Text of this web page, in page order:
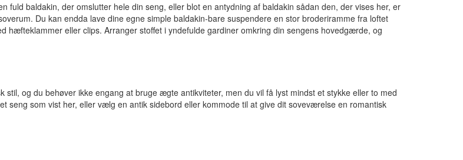
baldakin, der omslutter hele din seng, eller blot en antydning af baldakin sådan den, der vises her, er
Du kan endda lave dine egne simple baldakin-bare suspendere en stor broderiramme fra loftet
eller clips. Arranger stoffet i yndefulde gardiner omkring din sengens hovedgærde, og
og du behøver ikke engang at bruge ægte antikviteter, men du vil få lyst mindst et stykke eller to med
seng som vist her, eller vælg en antik sidebord eller kommode til at give dit soveværelse en romantisk